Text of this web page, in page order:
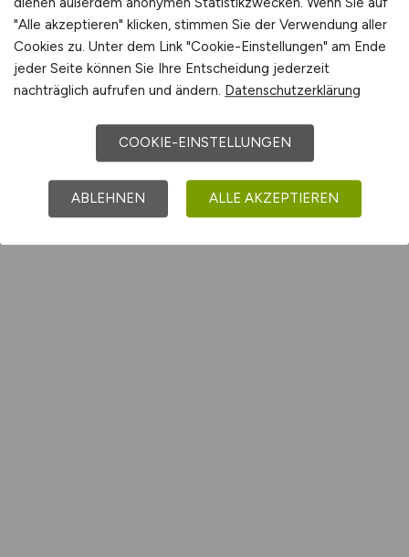
"Alle akzeptieren" klicken, stimmen Sie der Verwendung aller
Cookies zu. Unter dem Link "Cookie-Einstellungen" am Ende
jeder Seite können Sie Ihre Entscheidung jederzeit
nachträglich aufrufen und ändern. Datenschutzerklärung
COOKIE-EINSTELLUNGEN
ABLEHNEN ALLE AKZEPTIEREN